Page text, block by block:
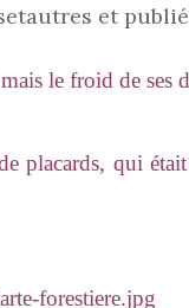
et
le froid de ses
placards, qui